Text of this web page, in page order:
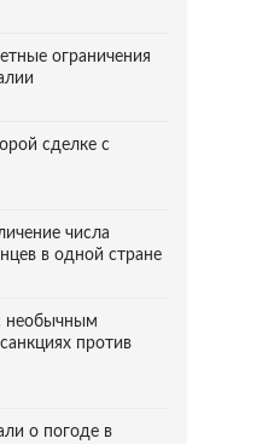
ограничения
сделке с
числа
в одной стране
необычным
против
о погоде в